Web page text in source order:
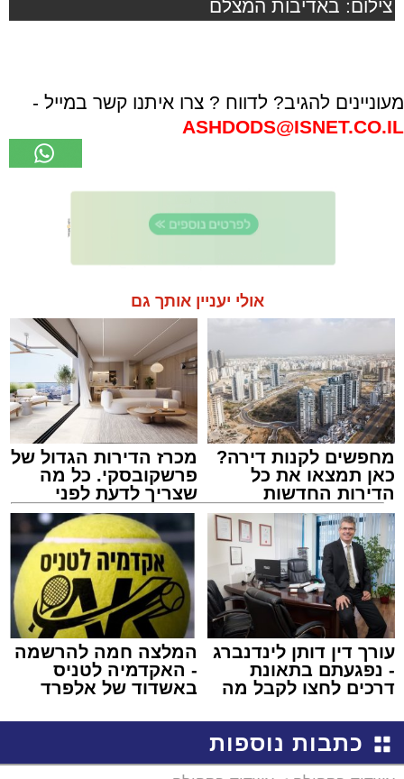
צילום: באדיבות המצלם
מעוניינים להגיב? לדווח ? צרו איתנו קשר במייל -
ASHDODS@ISNET.CO.IL
אולי יעניין אותך גם
מחפשים לקנות דירה?
כאן תמצאו את כל
הדירות החדשות
למכירה באשדוד >>>
מכרז הדירות הגדול של
פרשקובסקי. כל מה
שצריך לדעת לפני
שמגישים הצעה לדירה
באשדוד
עורך דין דותן לינדנברג
- נפגעתם בתאונת
דרכים לחצו לקבל מה
המלצה חמה להרשמה
- האקדמיה לטניס
באשדוד של אלפרד
כתבות נוספות